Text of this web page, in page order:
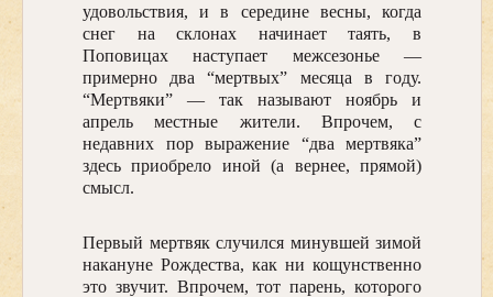
удовольствия, и в середине весны, когда
снег на склонах начинает таять, в
Поповицах наступает межсезонье —
примерно два “мертвых” месяца в году.
“Мертвяки” — так называют ноябрь и
апрель местные жители. Впрочем, с
недавних пор выражение “два мертвяка”
здесь приобрело иной (а вернее, прямой)
смысл.
Первый мертвяк случился минувшей зимой
накануне Рождества, как ни кощунственно
это звучит. Впрочем, тот парень, которого